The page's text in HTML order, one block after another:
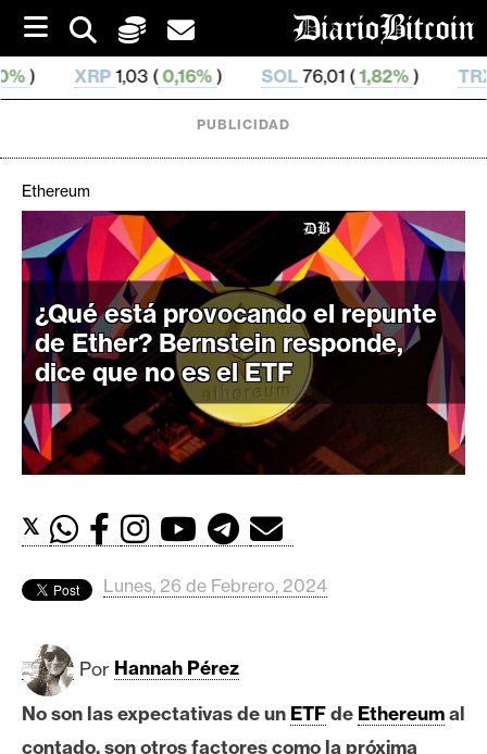
i
p
t
o
(0,16%) SOL76,01 (1,82%) TRX0,329 704 (
C
r
i
p
t
o
M
e
r
d
s
B
t
PUBLICIDAD
Ethereum
¿Qué está provocando el repunte
de Ether? Bernstein responde,
dice que no es el ETF
𝕏
Lunes, 26 de Febrero, 2024
Por Hannah Pérez
No son las expectativas de un ETFde Ethereumal
contado, son otros factores como la próxima